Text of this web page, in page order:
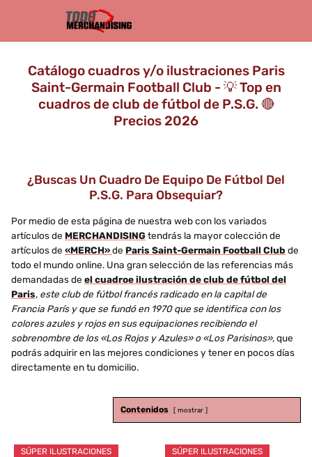
Catálogo cuadros y/o ilustraciones Paris
Saint-Germain Football Club - 💡 Top en
cuadros de club de fútbol de P.S.G. 🔴
Precios 2026
¿Buscas Un Cuadro De Equipo De Fútbol Del
P.S.G. Para Obsequiar?
Por medio de esta página de nuestra web con los variados
artículos de MERCHANDISINGtendrás la mayor colección de
artículos de «MERCH»de Paris Saint-Germain Football Club de
todo el mundo online. Una gran selección de las referencias más
demandadas de el cuadroe ilustración de club de fútbol del
Paris, este club de fútbol francés radicado en la capital de
Francia París y que se fundó en 1970 que se identifica con los
colores azules y rojos en sus equipaciones recibiendo el
sobrenombre de los «Los Rojos y Azules» o «Los Parisinos», que
podrás adquirir en las mejores condiciones y tener en pocos días
directamente en tu domicilio.
Contenidos mostrar
SÚPER ILUSTRACIONES SÚPER ILUSTRACIONES